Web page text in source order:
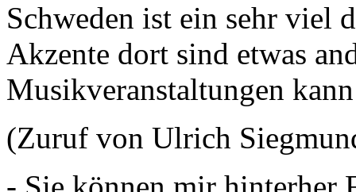
Schweden ist ein sehr viel
Akzente dort sind etwas
Musikveranstaltungen
(Zuruf von Ulrich